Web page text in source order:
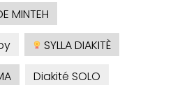
MINTEH
SYLLA DIAKITÈ
Diakité SOLO